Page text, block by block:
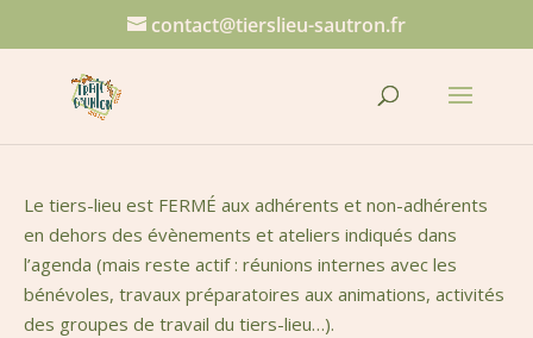
contact@tierslieu-sautron.fr
Le tiers-lieu est FERMÉ aux adhérents et non-adhérents
en dehors des évènements et ateliers indiqués dans
l’agenda (mais reste actif : réunions internes avec les
bénévoles, travaux préparatoires aux animations, activités
des groupes de travail du tiers-lieu…).